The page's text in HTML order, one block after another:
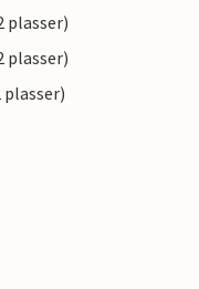
plasser)
plasser)
plasser)